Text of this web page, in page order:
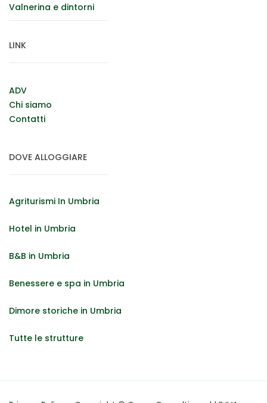
Valnerina e dintorni
LINK
ADV
Chi siamo
Contatti
DOVE ALLOGGIARE
Agriturismi In Umbria
Hotel in Umbria
B&B in Umbria
Benessere e spa in Umbria
Dimore storiche in Umbria
Tutte le strutture